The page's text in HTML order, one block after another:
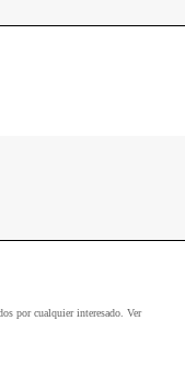
por cualquier interesado. Ver